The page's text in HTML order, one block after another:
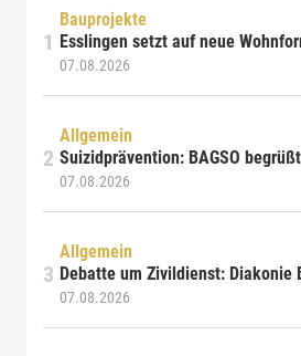
Bauprojekte
Esslingen setzt auf neue
07.08.2026
Allgemein
Suizidprävention: BAGSO
07.08.2026
Allgemein
Debatte um Zivildienst: Diakonie
07.08.2026